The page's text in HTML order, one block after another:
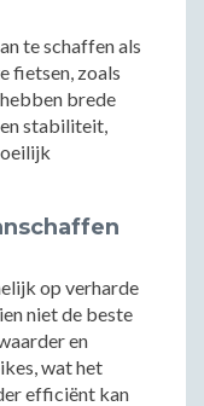
te schaffen als
fietsen, zoals
brede
stabiliteit,
op verharde
niet de beste
en
wat het
efficiënt kan